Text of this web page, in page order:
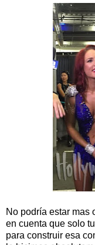
No podría estar mas
en cuenta que solo
para construir esa